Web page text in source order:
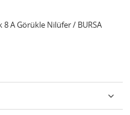
8 A Görükle Nilüfer / BURSA